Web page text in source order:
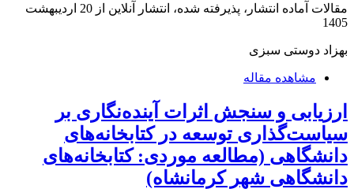
مقالات آماده انتشار، پذیرفته شده، انتشار آنلاین از
20 اردیبهشت
1405
بهزاد دوستی سبزی
مشاهده مقاله
ارزیابی و سنجش اثرات آینده‌نگاری بر
سیاست‌گذاری توسعه در کتابخانه‌های
دانشگاهی (مطالعه موردی: کتابخانه‌های
دانشگاهی شهر کرمانشاه)